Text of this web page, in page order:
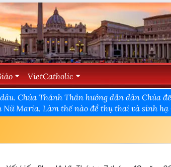
VietCatholic
Chúa Thánh Thần hướng dẫn dân Chúa
Maria. Làm thế nào để thụ thai và sinh hạ